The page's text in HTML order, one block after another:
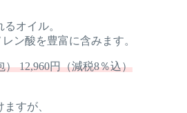
オイル。
ン酸を豊富に含みます。
） 12,960円（減税8％込）
すが、